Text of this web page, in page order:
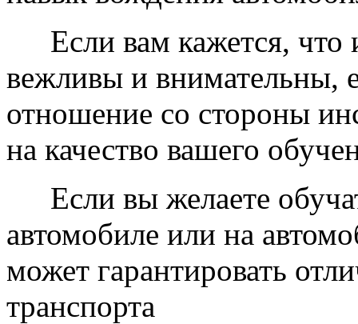
Если вам кажется, что
вежливы и внимательны,
отношение со стороны
на качество вашего
Если вы желаете
автомобиле или на
может гарантировать
транспорта